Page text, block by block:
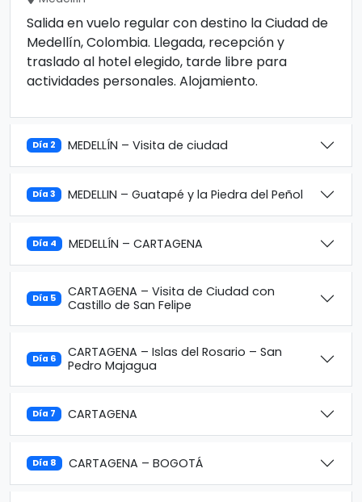
Salida en vuelo regular con destino la Ciudad de
Medellín, Colombia. Llegada, recepción y
traslado al hotel elegido, tarde libre para
actividades personales. Alojamiento.
Día 2 MEDELLÍN – Visita de ciudad
Día 3 MEDELLIN – Guatapé y la Piedra del Peñol
Día 4 MEDELLÍN – CARTAGENA
Día 5
CARTAGENA – Visita de Ciudad con
Castillo de San Felipe
Día 6
CARTAGENA – Islas del Rosario – San
Pedro Majagua
Día 7 CARTAGENA
Día 8 CARTAGENA – BOGOTÁ